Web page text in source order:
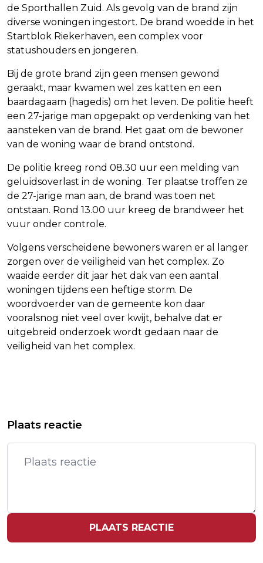
de Sporthallen Zuid. Als gevolg van de brand zijn
diverse woningen ingestort. De brand woedde in het
Startblok Riekerhaven, een complex voor
statushouders en jongeren.
Bij de grote brand zijn geen mensen gewond
geraakt, maar kwamen wel zes katten en een
baardagaam (hagedis) om het leven. De politie heeft
een 27-jarige man opgepakt op verdenking van het
aansteken van de brand. Het gaat om de bewoner
van de woning waar de brand ontstond.
De politie kreeg rond 08.30 uur een melding van
geluidsoverlast in de woning. Ter plaatse troffen ze
de 27-jarige man aan, de brand was toen net
ontstaan. Rond 13.00 uur kreeg de brandweer het
vuur onder controle.
Volgens verscheidene bewoners waren er al langer
zorgen over de veiligheid van het complex. Zo
waaide eerder dit jaar het dak van een aantal
woningen tijdens een heftige storm. De
woordvoerder van de gemeente kon daar
vooralsnog niet veel over kwijt, behalve dat er
uitgebreid onderzoek wordt gedaan naar de
veiligheid van het complex.
BRAZILIË, VERSTAPPEN ZESDE
VERSTAPPEN WEIGERT TE ZEGGEN
WAAROM HIJ TEAMORDER NEGEERDE
Plaats reactie
PLAATS REACTIE